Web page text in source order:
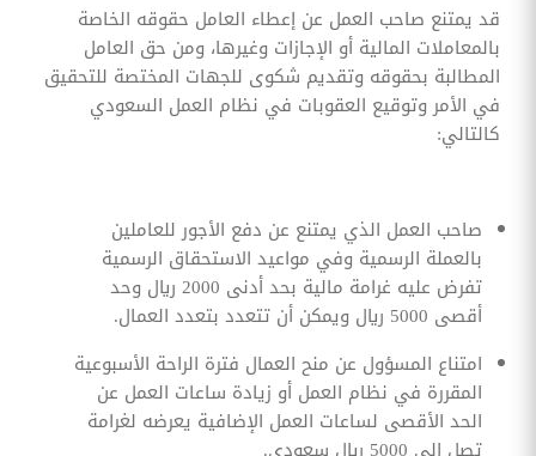
قد يمتنع صاحب العمل عن إعطاء العامل حقوقه الخاصة
بالمعاملات المالية أو الإجازات وغيرها، ومن حق العامل
المطالبة بحقوقه وتقديم شكوى للجهات المختصة للتحقيق
في الأمر وتوقيع العقوبات في نظام العمل السعودي
كالتالي:
صاحب العمل الذي يمتنع عن دفع الأجور للعاملين
بالعملة الرسمية وفي مواعيد الاستحقاق الرسمية
تفرض عليه غرامة مالية بحد أدنى 2000 ريال وحد
أقصى 5000 ريال ويمكن أن تتعدد بتعدد العمال.
امتناع المسؤول عن منح العمال فترة الراحة الأسبوعية
المقررة في نظام العمل أو زيادة ساعات العمل عن
الحد الأقصى لساعات العمل الإضافية يعرضه لغرامة